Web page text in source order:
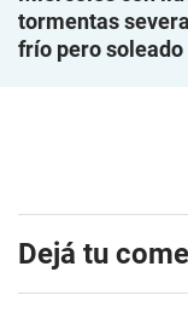
tormentas
frío pero soleado
Dejá tu